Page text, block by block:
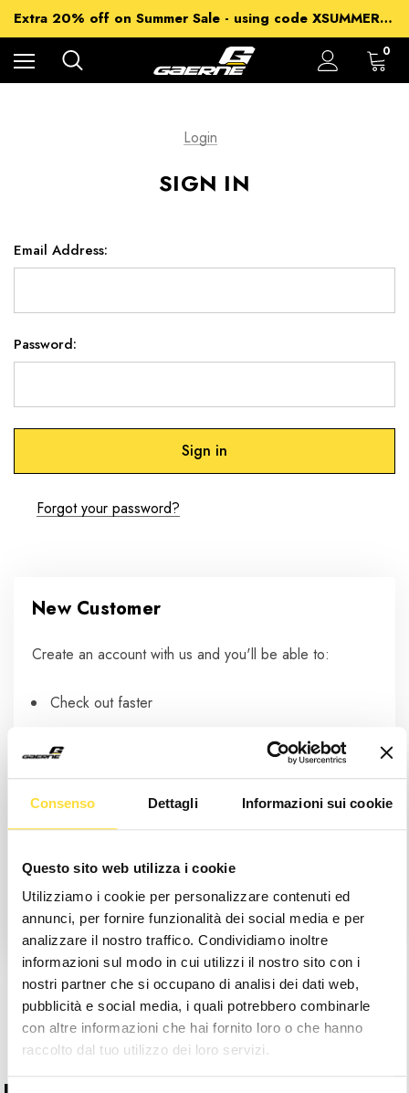
Consenso Dettagli Informazioni sui cookie
Questo sito web utilizza i cookie
Utilizziamo i cookie per personalizzare contenuti ed
annunci, per fornire funzionalità dei social media e per
analizzare il nostro traffico. Condividiamo inoltre
informazioni sul modo in cui utilizzi il nostro sito con i
nostri partner che si occupano di analisi dei dati web,
pubblicità e social media, i quali potrebbero combinarle
con altre informazioni che hai fornito loro o che hanno
raccolto dal tuo utilizzo dei loro servizi.
Extra 20% off on Summer Sale - using code XSUMMER2026
Free Shipping on all orders over 99€
15% off Sitewide - using code XSUMMER2026
0
Login
SIGN IN
Email Address:
Password:
Forgot your password?
New Customer
Create an account with us and you'll be able to:
Check out faster
Track new orders
Create Account